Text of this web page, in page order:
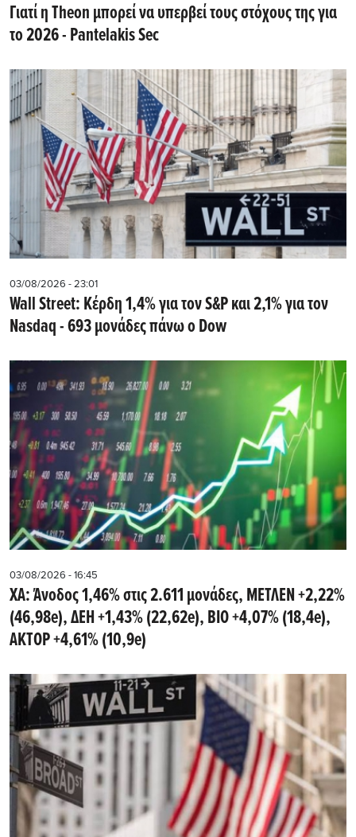
Γιατί η Theon μπορεί να υπερβεί τους στόχους της για
το 2026 - Pantelakis Sec
03/08/2026 - 23:01
Wall Street: Κέρδη 1,4% για τον S&P και 2,1% για τον
Nasdaq - 693 μονάδες πάνω ο Dow
03/08/2026 - 16:45
ΧΑ: Άνοδος 1,46% στις 2.611 μονάδες, ΜΕΤΛΕΝ +2,22%
(46,98e), ΔΕΗ +1,43% (22,62e), ΒΙΟ +4,07% (18,4e),
ΑΚΤΟΡ +4,61% (10,9e)